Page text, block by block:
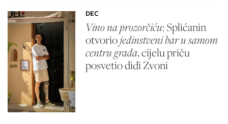
DEC
Vino na prozorčiću: Splićanin
otvoriojedinstveni bar u samom
centru grada, cijelu priču
posvetio didi Zvoni